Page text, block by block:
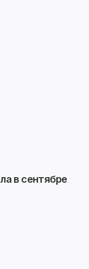
в сентябре